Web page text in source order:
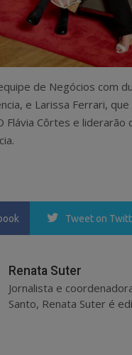
de Negócios com
e Larissa Ferrari,
Flávia Côrtes e
Tweet on
Renata Suter
Jornalista e
Santo, Renata Suter é